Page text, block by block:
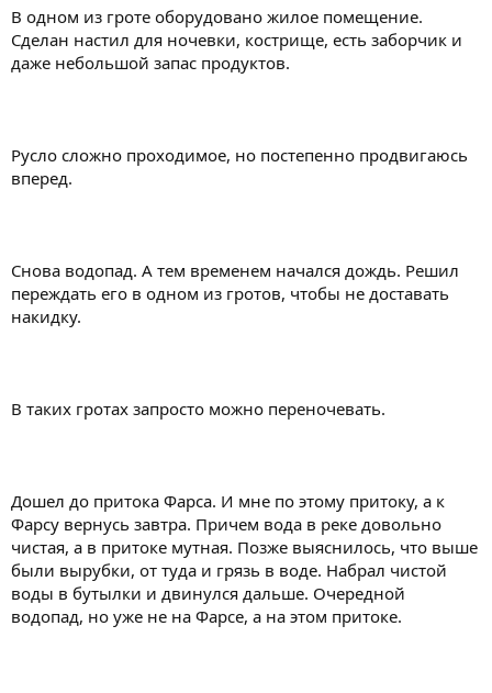
В одном из гроте оборудовано жилое помещение.
Сделан настил для ночевки, кострище, есть заборчик и
даже небольшой запас продуктов.
Русло сложно проходимое, но постепенно продвигаюсь
вперед.
Снова водопад. А тем временем начался дождь. Решил
переждать его в одном из гротов, чтобы не доставать
накидку.
В таких гротах запросто можно переночевать.
Дошел до притока Фарса. И мне по этому притоку, а к
Фарсу вернусь завтра. Причем вода в реке довольно
чистая, а в притоке мутная. Позже выяснилось, что выше
были вырубки, от туда и грязь в воде. Набрал чистой
воды в бутылки и двинулся дальше. Очередной
водопад, но уже не на Фарсе, а на этом притоке.